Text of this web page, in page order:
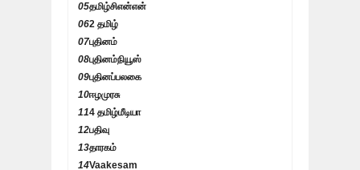
05தமிழ்சிஎன்என்
062 தமிழ்
07புதினம்
08புதினம்நியூஸ்
09புதினப்பலகை
10ஈழமுரசு
114 தமிழ்மீடியா
12பதிவு
13தாரகம்
14Vaakesam